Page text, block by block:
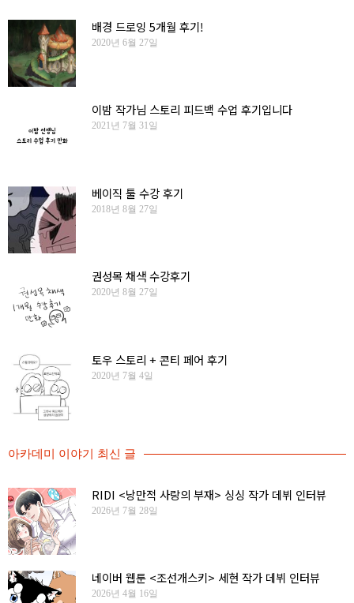
배경 드로잉 5개월 후기!
2020년 6월 27일
이밤 작가님 스토리 피드백 수업 후기입니다
2021년 7월 31일
베이직 툴 수강 후기
2018년 8월 27일
권성목 채색 수강후기
2020년 8월 27일
토우 스토리 + 콘티 페어 후기
2020년 7월 4일
아카데미 이야기 최신 글
RIDI <낭만적 사랑의 부재> 싱싱 작가 데뷔 인터뷰
2026년 7월 28일
네이버 웹툰 <조선개스키> 세현 작가 데뷔 인터뷰
2026년 4월 16일